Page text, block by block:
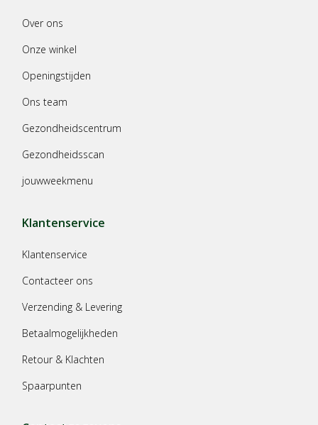
Over ons
Onze winkel
Openingstijden
Ons team
Gezondheidscentrum
Gezondheidsscan
jouwweekmenu
Klantenservice
Klantenservice
Contacteer ons
Verzending & Levering
Betaalmogelijkheden
Retour & Klachten
Spaarpunten